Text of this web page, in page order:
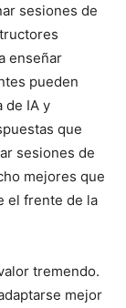
sesiones de
enseñar
pueden
de IA y
que
sesiones de
mejores que
el frente de la
tremendo.
mejor